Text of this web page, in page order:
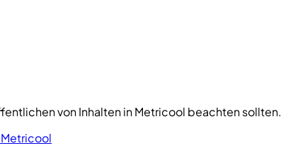
von Inhalten in Metricool beachten sollten.